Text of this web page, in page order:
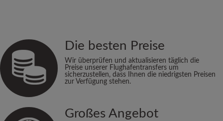
Die besten Preise
Wir überprüfen und aktualisieren täglich die
Preise unserer Flughafentransfers um
sicherzustellen, dass Ihnen die niedrigsten Preisen
zur Verfügung stehen.
Großes Angebot